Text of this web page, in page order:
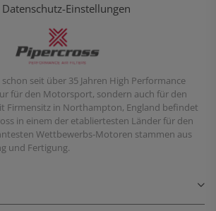
Datenschutz-Einstellungen
seit über 35 Jahren High Performance
für den Motorsport, sondern auch für den
Firmensitz in Northampton, England befindet
in einem der etabliertesten Länder für den
Wettbewerbs-Motoren stammen aus
und Fertigung.